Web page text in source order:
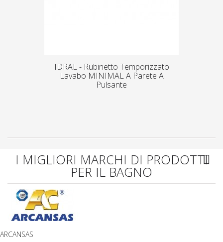
IDRAL - Rubinetto Temporizzato
Lavabo MINIMAL A Parete A
Pulsante
I MIGLIORI MARCHI DI PRODOTTI
PER IL BAGNO
ARCANSAS